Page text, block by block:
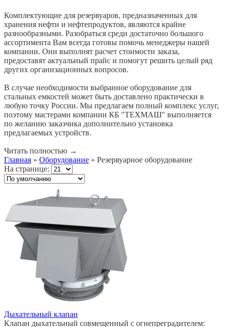
Комплектующие для резервуаров, предназначенных для
хранения нефти и нефтепродуктов, являются крайне
разнообразными. Разобраться среди достаточно большого
ассортимента Вам всегда готовы помочь менеджеры нашей
компании. Они выполнят расчет стоимости заказа,
предоставят актуальный прайс и помогут решить целый ряд
других организационных вопросов.
В случае необходимости выбранное оборудование для
стальных емкостей может быть доставлено практически в
любую точку России. Мы предлагаем полный комплекс услуг,
поэтому мастерами компании КБ "ТЕХМАШ" выполняется
по желанию заказчика дополнительно установка
предлагаемых устройств.
Читать полностью →
Главная » Оборудование » Резервуарное оборудование
На странице:
Дыхательный клапан
Клапан дыхательный совмещенный с огнепреградителем: